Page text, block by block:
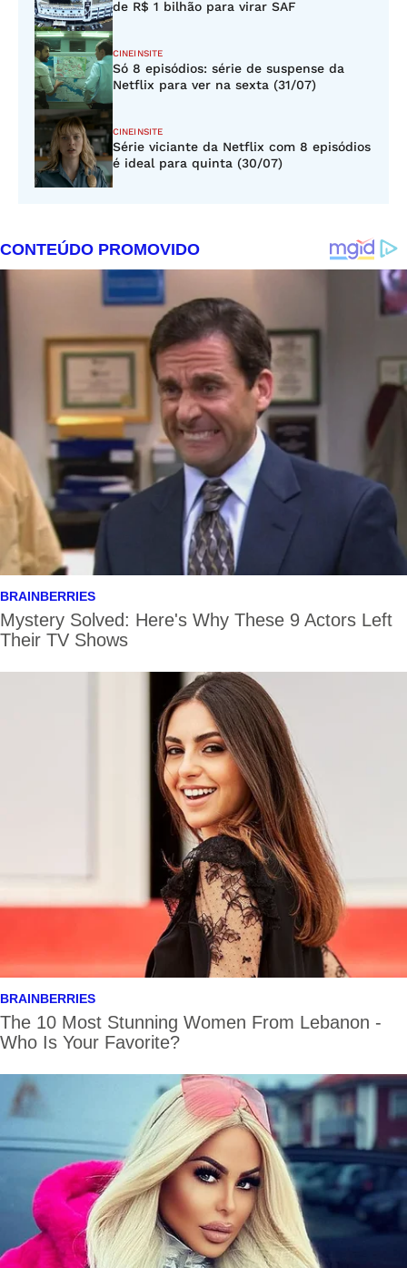
de R$ 1 bilhão para virar SAF
CINEINSITE
Só 8 episódios: série de suspense da
Netflix para ver na sexta (31/07)
CINEINSITE
Série viciante da Netflix com 8 episódios
é ideal para quinta (30/07)